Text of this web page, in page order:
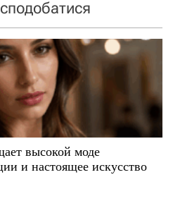
высокой моде
и настоящее искусство